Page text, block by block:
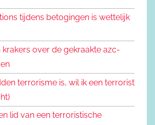
tijdens betogingen is wettelijk
over de gekraakte azc-
terrorisme is, wil ik een terrorist
lid van een terroristische